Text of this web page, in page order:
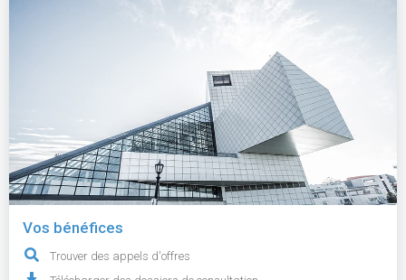
Vos bénéfices
Trouver des appels d'offres